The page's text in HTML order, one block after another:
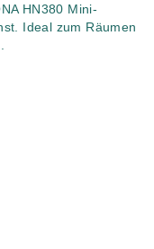
HN380 Mini-
Ideal zum Räumen